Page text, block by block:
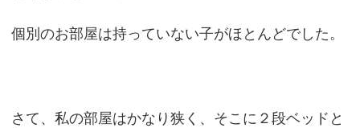
個別のお部屋は持っていない子がほとんどでした。
さて、私の部屋はかなり狭く、そこに２段ベッドと